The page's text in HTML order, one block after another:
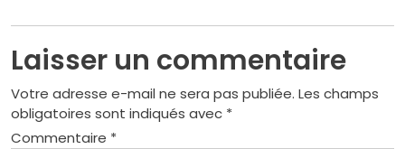
Laisser un commentaire
Votre adresse e-mail ne sera pas publiée. Les champs
obligatoires sont indiqués avec *
Commentaire *